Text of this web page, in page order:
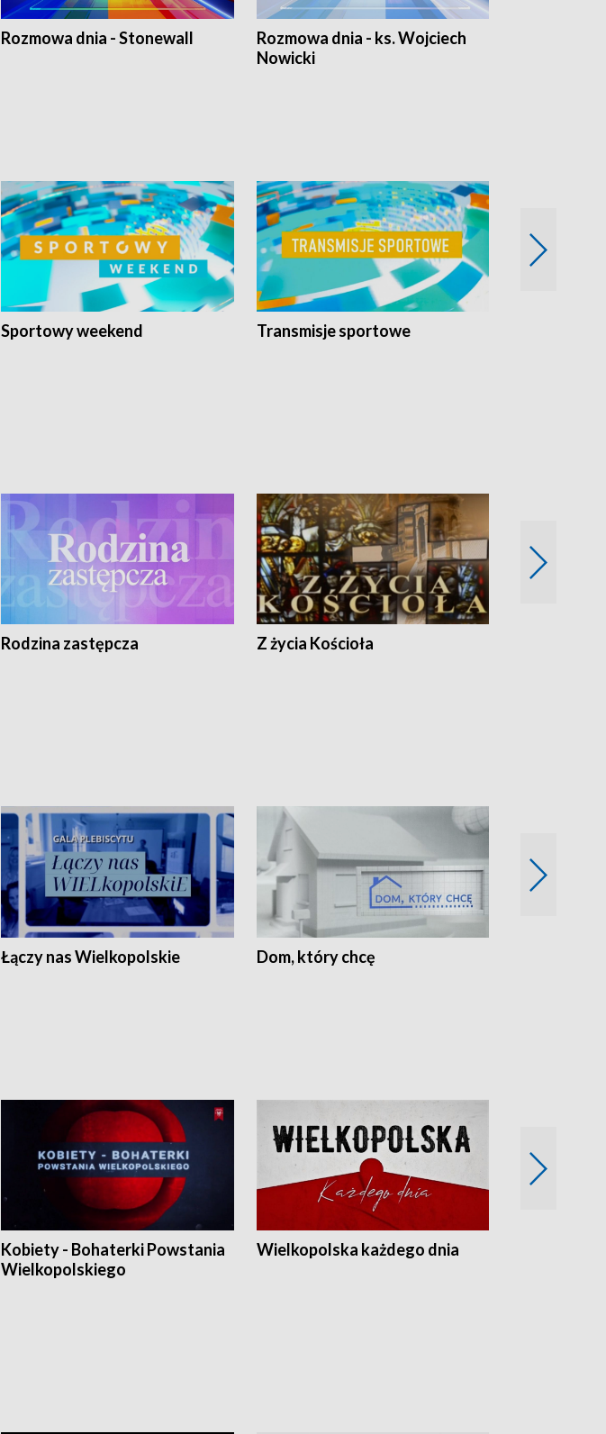
Rozmowa dnia - Stonewall
Rozmowa dnia - ks. Wojciech
Nowicki
Sportowy weekend Transmisje sportowe
Rodzina zastępcza Z życia Kościoła
Łączy nas Wielkopolskie Dom, który chcę
Kobiety - Bohaterki Powstania
Wielkopolskiego
Wielkopolska każdego dnia